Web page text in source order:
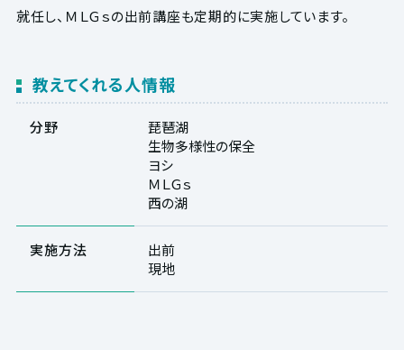
就任し、ＭＬＧｓの出前講座も定期的に実施しています。
教えてくれる人情報
分野
琵琶湖
生物多様性の保全
ヨシ
ＭＬＧｓ
西の湖
実施方法
出前
現地